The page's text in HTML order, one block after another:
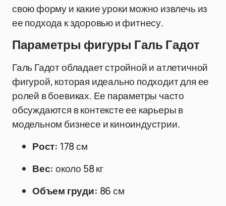
свою форму и какие уроки можно извлечь из
ее подхода к здоровью и фитнесу.
Параметры фигуры Галь Гадот
Галь Гадот обладает стройной и атлетичной
фигурой, которая идеально подходит для ее
ролей в боевиках. Ее параметры часто
обсуждаются в контексте ее карьеры в
модельном бизнесе и киноиндустрии.
Рост: 178 см
Вес: около 58 кг
Объем груди: 86 см